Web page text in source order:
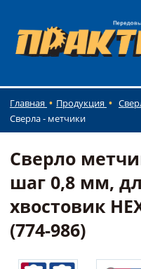
Главная Продукция
Сверла - метчики
Сверло
шаг 0,8 мм,
хвостовик
(774-986)